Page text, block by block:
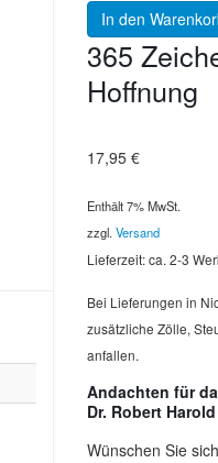
In den
365
Hoffnung
17,95 €
Enthält 7% MwSt.
zzgl. Versand
Lieferzeit: ca. 2-3
Bei Lieferungen in
zusätzliche Zölle,
anfallen.
Andachten für
Dr. Robert
Wünschen Sie